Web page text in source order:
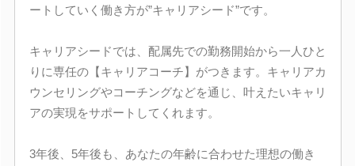
ートしていく働き方が”キャリアシード”です。
キャリアシードでは、配属先での勤務開始から一人ひと
りに専任の【キャリアコーチ】がつきます。キャリアカ
ウンセリングやコーチングなどを通じ、叶えたいキャリ
アの実現をサポートしてくれます。
3年後、5年後も、あなたの年齢に合わせた理想の働き